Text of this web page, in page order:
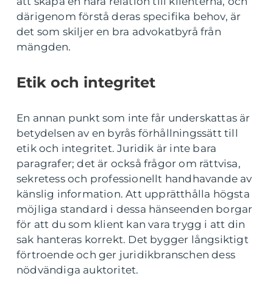
därigenom förstå deras specifika behov, är
det som skiljer en bra advokatbyrå från
mängden.
Etik och integritet
En annan punkt som inte får underskattas är
betydelsen av en byrås förhållningssätt till
etik och integritet. Juridik är inte bara
paragrafer; det är också frågor om rättvisa,
sekretess och professionellt handhavande av
känslig information. Att upprätthålla högsta
möjliga standard i dessa hänseenden borgar
för att du som klient kan vara trygg i att din
sak hanteras korrekt. Det bygger långsiktigt
förtroende och ger juridikbranschen dess
nödvändiga auktoritet.